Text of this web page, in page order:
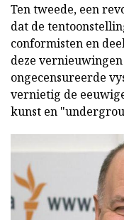
Ten tweede, een
dat de
conformisten en
deze
ongecensureerde
vernietig de
kunst en